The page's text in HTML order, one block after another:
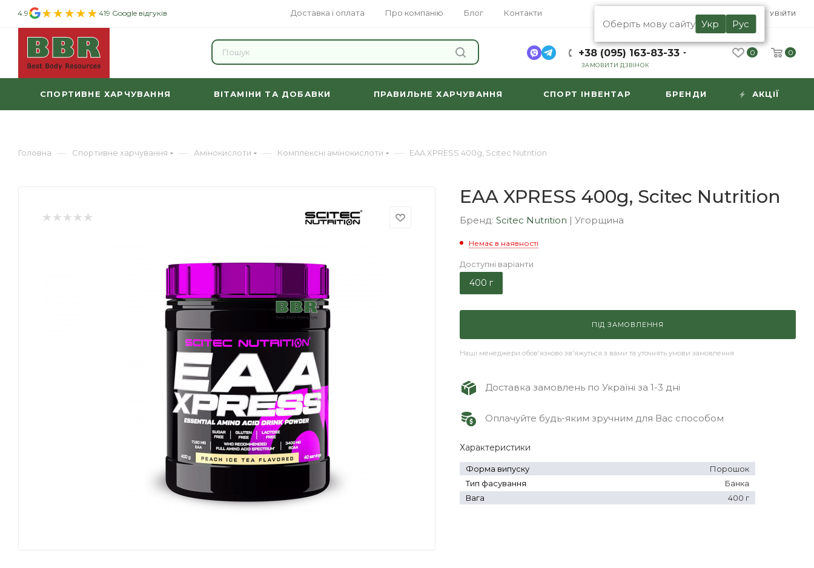
Доставка і оплата Про компанію Блог Контакти
4.9 419 Google відгуків RU
Оберіть мову сайту Укр Рус
УВІЙТИ
+38 (095) 163-83-33
ЗАМОВИТИ ДЗВІНОК
0 0
СПОРТИВНЕ ХАРЧУВАННЯ ВІТАМІНИ ТА ДОБАВКИ ПРАВИЛЬНЕ ХАРЧУВАННЯ СПОРТ ІНВЕНТАР БРЕНДИ АКЦІЇ
Головна — Спортивне харчування — Амінокислоти — Комплексні амінокислоти — EAA XPRESS 400g, Scitec Nutrition
EAA XPRESS 400g, Scitec Nutrition
Бренд: Scitec Nutrition | Угорщина
Немає в наявності
Доступні варіанти
400 г
ПІД ЗАМОВЛЕННЯ
Наші менеджери обов'язково зв'яжуться з вами та уточнять умови замовлення
Доставка замовлень по Україні за 1-3 дні
Оплачуйте будь-яким зручним для Вас способом
Характеристики
Форма випуску
Порошок
Тип фасування
Банка
Вага
400 г